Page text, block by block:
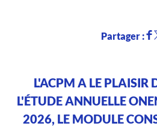
Partager :
L'ACPM A LE PLAISIR
L'ÉTUDE ANNUELLE
2026, LE MODULE